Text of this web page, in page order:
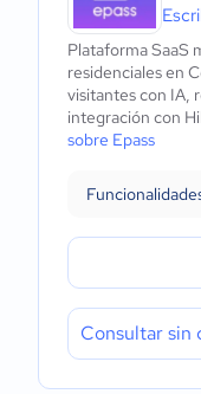
Plataforma SaaS
residenciales en
visitantes con IA,
integración con
sobre Epass
Consultar sin